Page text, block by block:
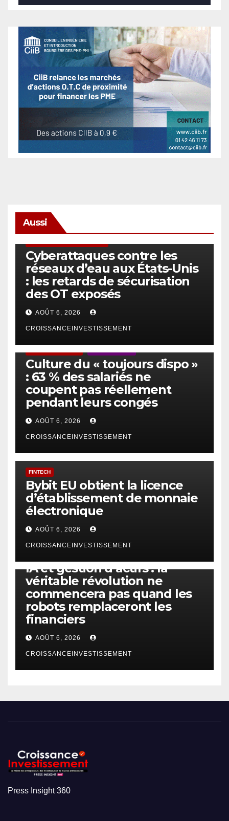
Aussi
Cyberattaques contre les
réseaux d’eau aux États-Unis
: les retards de sécurisation
des OT exposés
AOÛT 6, 2026
CROISSANCEINVESTISSEMENT
Culture du « toujours dispo »
: 63 % des salariés ne
coupent pas réellement
pendant leurs congés
AOÛT 6, 2026
CROISSANCEINVESTISSEMENT
FINTECH
Bybit EU obtient la licence
d’établissement de monnaie
électronique
AOÛT 6, 2026
CROISSANCEINVESTISSEMENT
IA et gestion d’actifs : la
véritable révolution ne
commencera pas quand les
robots remplaceront les
financiers
AOÛT 6, 2026
CROISSANCEINVESTISSEMENT
Press Insight 360